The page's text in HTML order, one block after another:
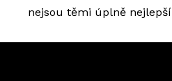
nejsou těmi úplně